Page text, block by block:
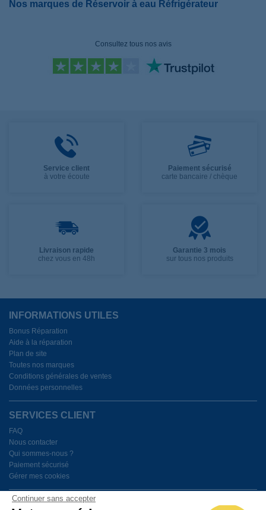
Continuer sans accepter
Nos marques de Réservoir à eau Réfrigérateur
Consultez tous nos avis
Service client
à votre écoute
Paiement sécurisé
carte bancaire / chèque
Livraison rapide
chez vous en 48h
Garantie 3 mois
sur tous nos produits
INFORMATIONS UTILES
Bonus Réparation
Aide à la réparation
Plan de site
Toutes nos marques
Conditions générales de ventes
Données personnelles
SERVICES CLIENT
FAQ
Nous contacter
Qui sommes-nous ?
Paiement sécurisé
Gérer mes cookies
BESOIN D'AIDE ?